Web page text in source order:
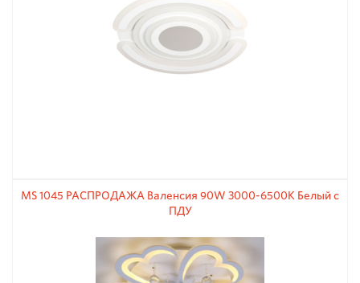
MS 1045 РАСПРОДАЖА Валенсия 90W 3000-6500К Белый с
ПДУ